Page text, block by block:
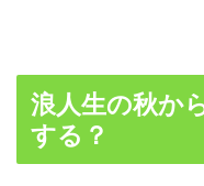
浪人生の秋か
する？